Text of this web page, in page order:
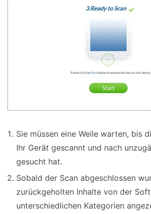
Sie müssen eine Weile warten, bis
Ihr Gerät gescannt und nach
gesucht hat.
Sobald der Scan abgeschlossen
zurückgeholten Inhalte von der
unterschiedlichen Kategorien